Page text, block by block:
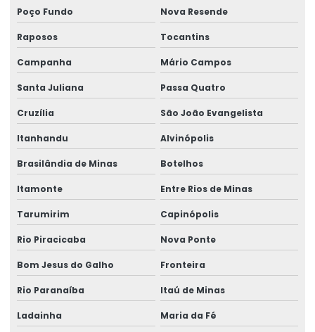
Talha Para Ambientes Com Restrição De Altura
Talha Univiga Com Monitoramento
Talhas elétricas de cabo de aço
Topografia caminho de rolamento
Treinamento De Operação Com Talhas Elétricas
Treinamento De Pontes Rolantes
Treinamento Em Segurança De Elevadores
Treinamento para operadores de ponte rolante
Treinamento de ponte rolante
Trilhos para pontes rolantes
Poço Fundo Nova Resende
Raposos Tocantins
Campanha Mário Campos
Santa Juliana Passa Quatro
Cruzília São João Evangelista
Itanhandu Alvinópolis
Brasilândia de Minas Botelhos
Itamonte Entre Rios de Minas
Tarumirim Capinópolis
Rio Piracicaba Nova Ponte
Bom Jesus do Galho Fronteira
Rio Paranaíba Itaú de Minas
Ladainha Maria da Fé